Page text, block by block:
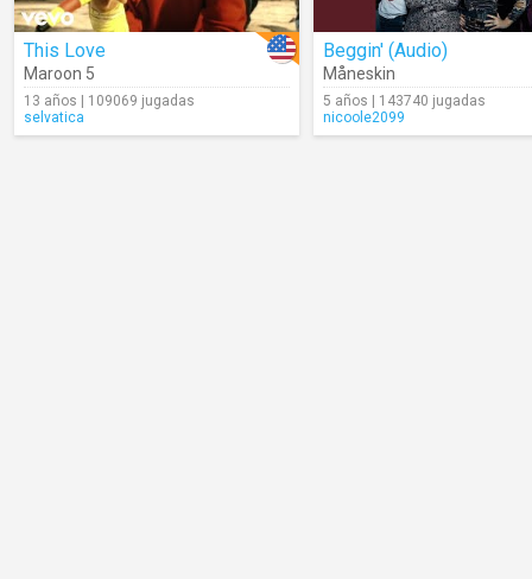
This Love
Maroon 5
13 años | 109069 jugadas
selvatica
Beggin' (Audio)
Måneskin
5 años | 143740 jugadas
nicoole2099